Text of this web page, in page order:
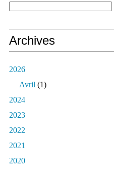
Archives
2026
Avril (1)
2024
2023
2022
2021
2020